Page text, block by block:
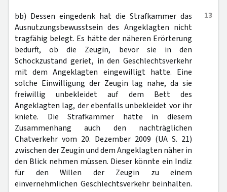
13
bb) Dessen eingedenk hat die Strafkammer das
Ausnutzungsbewusstsein des Angeklagten nicht
tragfähig belegt. Es hätte der näheren Erörterung
bedurft, ob die Zeugin, bevor sie in den
Schockzustand geriet, in den Geschlechtsverkehr
mit dem Angeklagten eingewilligt hatte. Eine
solche Einwilligung der Zeugin lag nahe, da sie
freiwillig unbekleidet auf dem Bett des
Angeklagten lag, der ebenfalls unbekleidet vor ihr
kniete. Die Strafkammer hätte in diesem
Zusammenhang auch den nachträglichen
Chatverkehr vom 20. Dezember 2009 (UA S. 21)
zwischen der Zeugin und dem Angeklagten näher in
den Blick nehmen müssen. Dieser könnte ein Indiz
für den Willen der Zeugin zu einem
einvernehmlichen Geschlechtsverkehr beinhalten.